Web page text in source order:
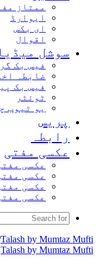
ممتاز
ایوارڈ
ای بکس
اقوال
سوشل میڈیا
فیس بک
ضابطہ
فیس بک
ٹوئٹر
یو ٹیوب
پریس
رابطہ
عکسی مفتی
عکسی
عکسی
عکسی
عکسی
Talash by Mumtaz Mufti
Talash by Mumtaz Mufti